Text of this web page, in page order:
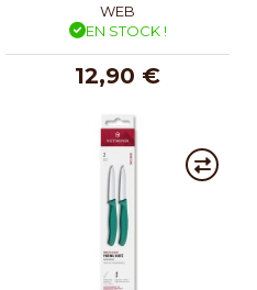
WEB
EN STOCK !
12,90 €